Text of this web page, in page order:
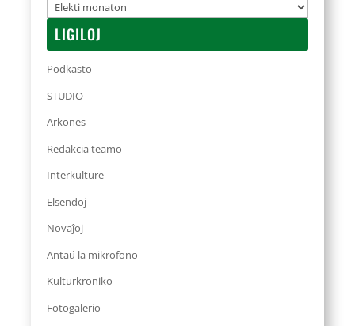
Arkivoj
LIGILOJ
Podkasto
STUDIO
Arkones
Redakcia teamo
Interkulture
Elsendoj
Novaĵoj
Antaŭ la mikrofono
Kulturkroniko
Fotogalerio